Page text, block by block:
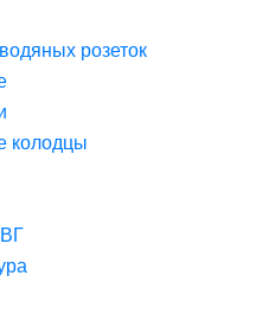
розеток
колодцы